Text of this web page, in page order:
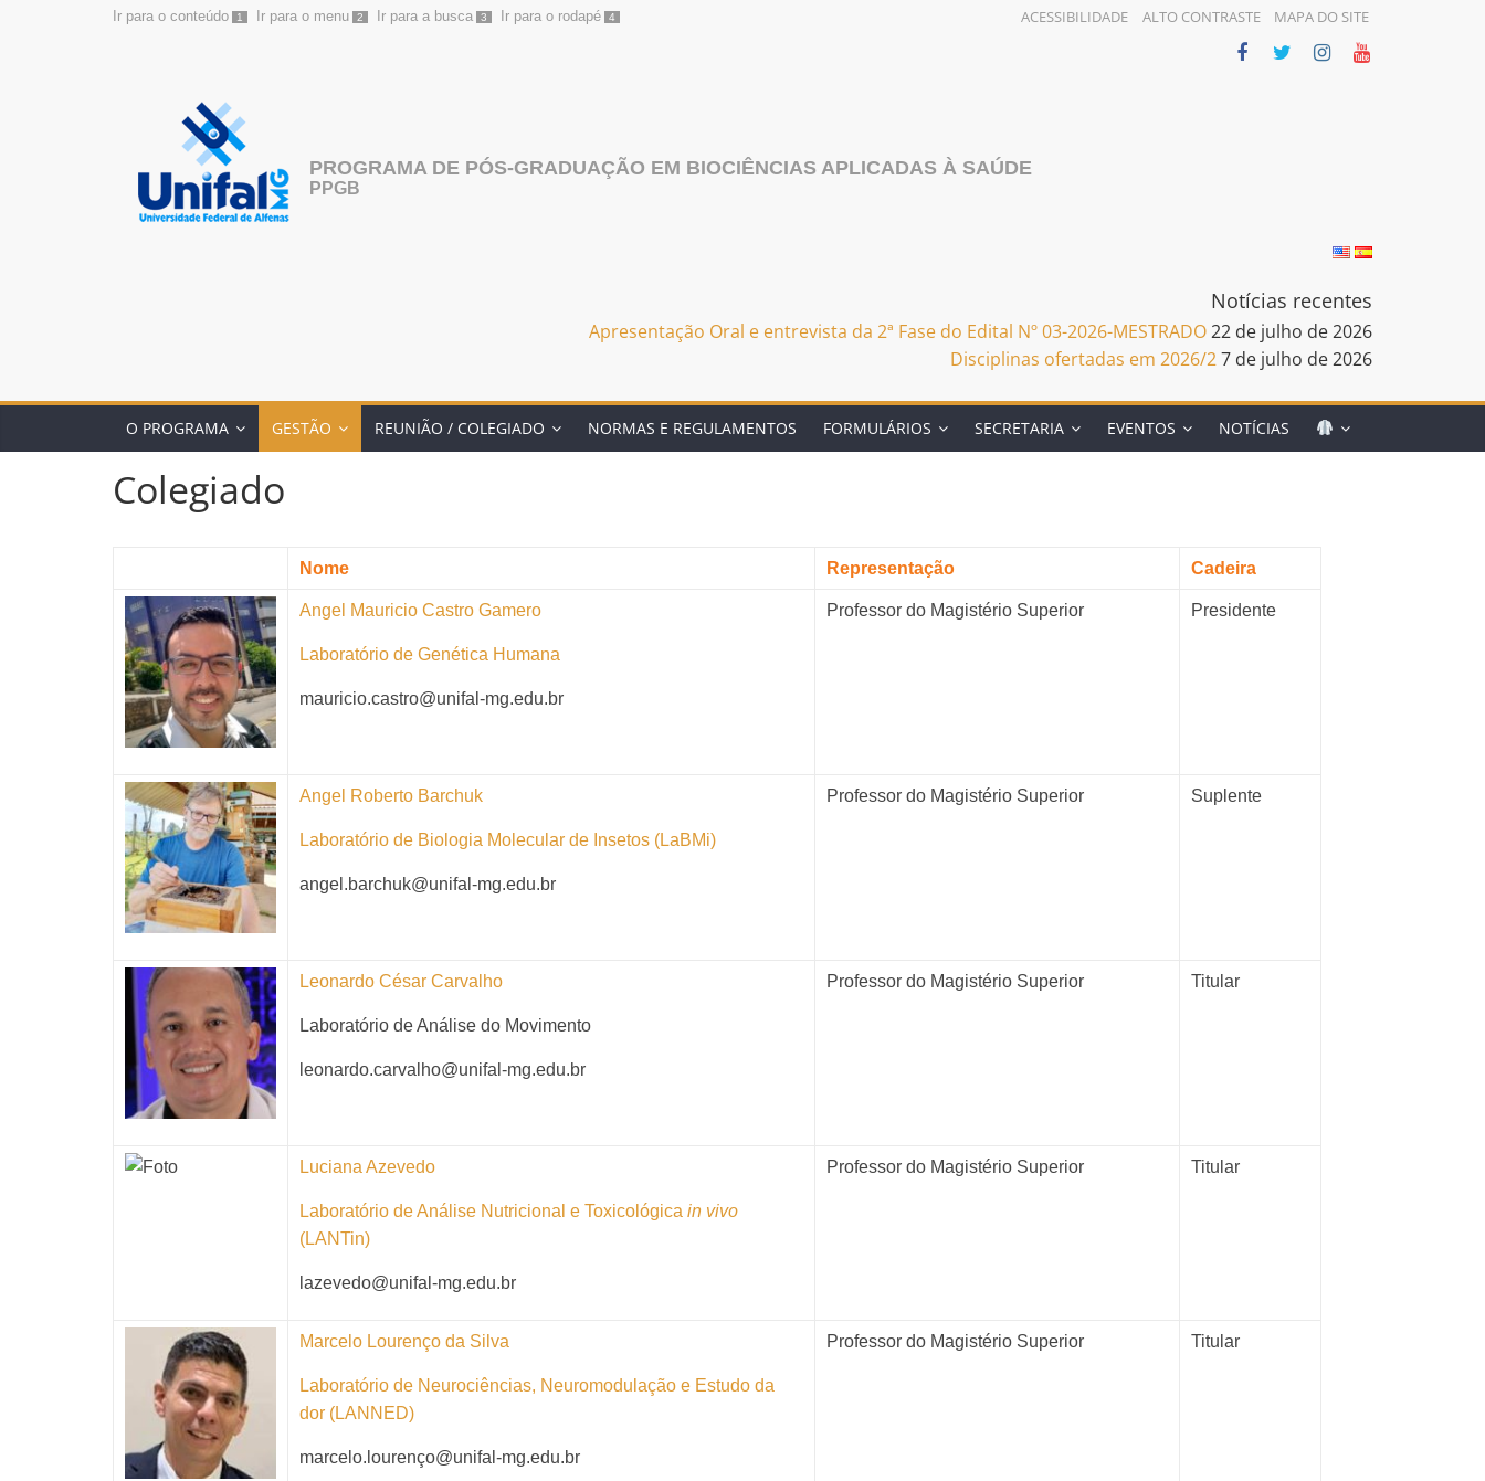
Ir para o conteúdo 1 Ir para o menu 2 Ir para a busca 3 Ir para o rodapé 4 ACESSIBILIDADE ALTO CONTRASTE MAPA DO SITE
PROGRAMA DE PÓS-GRADUAÇÃO EM BIOCIÊNCIAS APLICADAS À SAÚDE
PPGB
Notícias recentes
Apresentação Oral e entrevista da 2ª Fase do Edital Nº 03-2026-MESTRADO22 de julho de 2026
Disciplinas ofertadas em 2026/27 de julho de 2026
O PROGRAMA GESTÃO REUNIÃO / COLEGIADO NORMAS E REGULAMENTOS FORMULÁRIOS SECRETARIA EVENTOS NOTÍCIAS
Colegiado
Nome Representação Cadeira
Angel Mauricio Castro Gamero
Laboratório de Genética Humana
mauricio.castro@unifal-mg.edu.br
Professor do Magistério Superior Presidente
Angel Roberto Barchuk
Laboratório de Biologia Molecular de Insetos (LaBMi)
angel.barchuk@unifal-mg.edu.br
Professor do Magistério Superior Suplente
Leonardo César Carvalho
Laboratório de Análise do Movimento
leonardo.carvalho@unifal-mg.edu.br
Professor do Magistério Superior Titular
Luciana Azevedo
Laboratório de Análise Nutricional e Toxicológica in vivo
(LANTin)
lazevedo@unifal-mg.edu.br
Professor do Magistério Superior Titular
Marcelo Lourenço da Silva
Laboratório de Neurociências, Neuromodulação e Estudo da
dor (LANNED)
marcelo.lourenço@unifal-mg.edu.br
Professor do Magistério Superior Titular